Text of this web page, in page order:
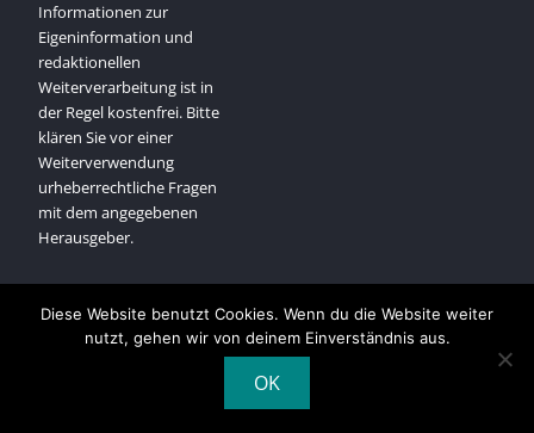
Informationen zur
Eigeninformation und
redaktionellen
Weiterverarbeitung ist in
der Regel kostenfrei. Bitte
klären Sie vor einer
Weiterverwendung
urheberrechtliche Fragen
mit dem angegebenen
Herausgeber.
Diese Website benutzt Cookies. Wenn du die Website weiter
nutzt, gehen wir von deinem Einverständnis aus.
OK